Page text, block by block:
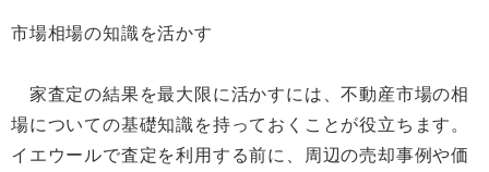
市場相場の知識を活かす
家査定の結果を最大限に活かすには、不動産市場の相
場についての基礎知識を持っておくことが役立ちます。
イエウールで査定を利用する前に、周辺の売却事例や価